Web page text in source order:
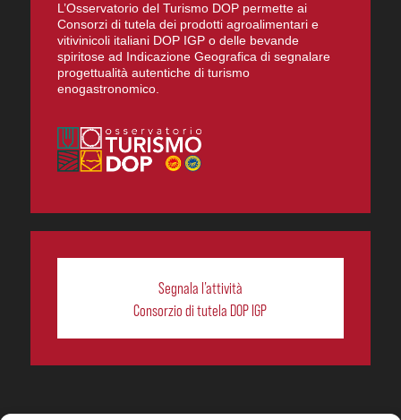
L’Osservatorio del Turismo DOP permette ai
Consorzi di tutela dei prodotti agroalimentari e
vitivinicoli italiani DOP IGP o delle bevande
spiritose ad Indicazione Geografica di segnalare
progettualità autentiche di turismo
enogastronomico.
Segnala l’attività
Consorzio di tutela DOP IGP